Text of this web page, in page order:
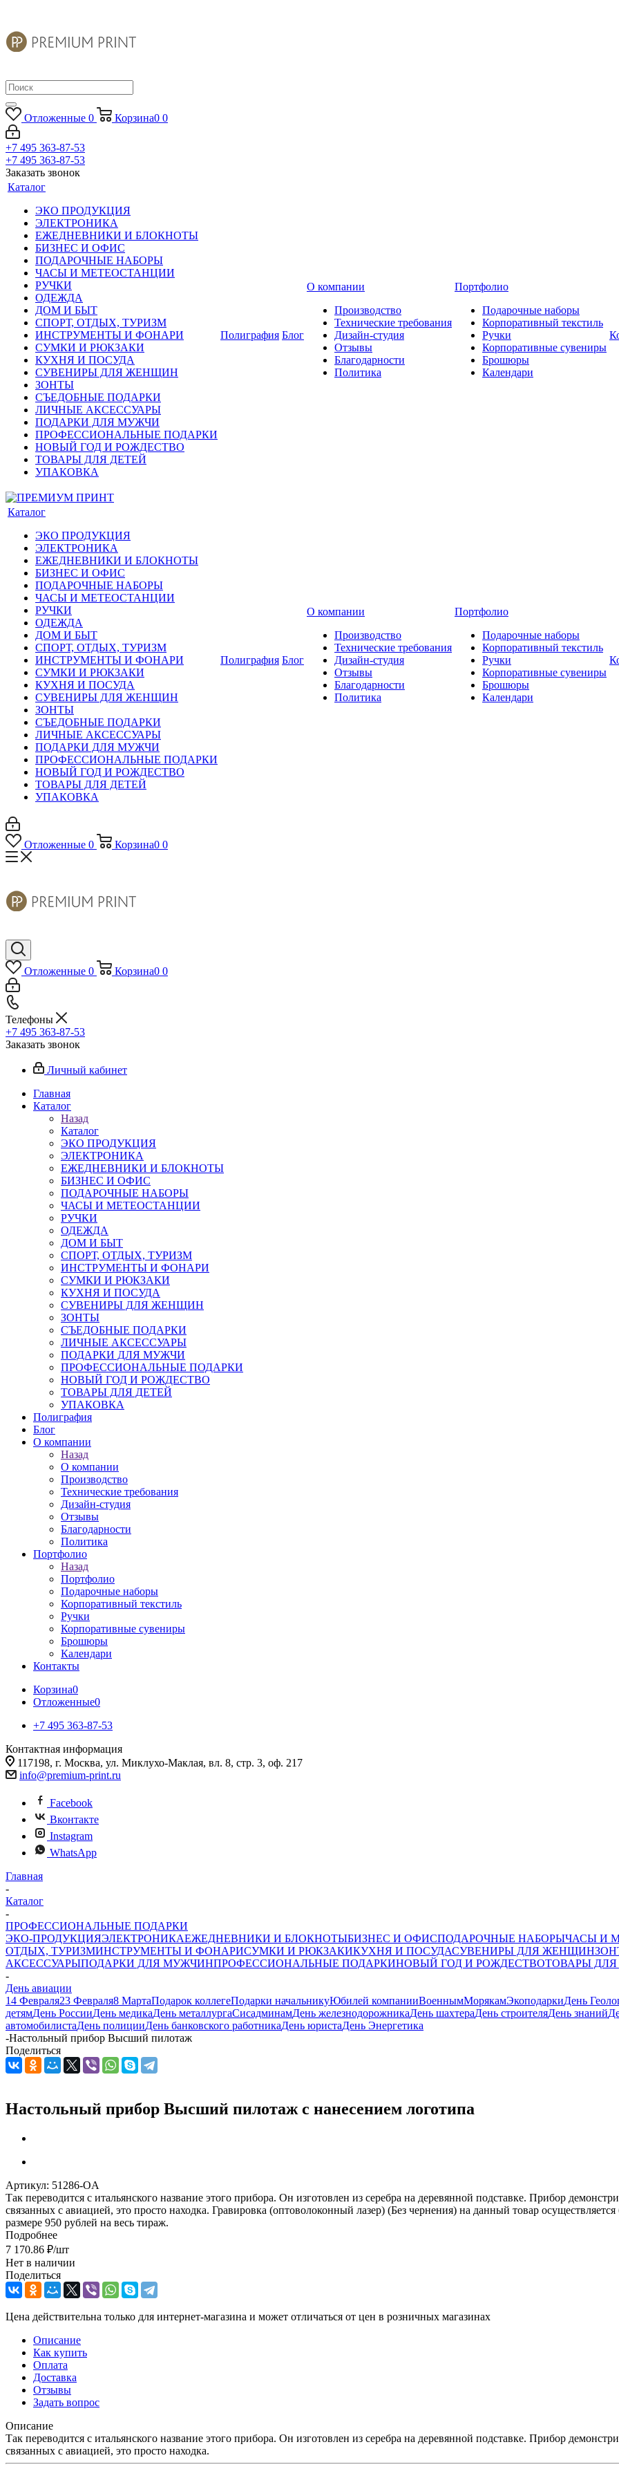
Отложенные 0 Корзина0 0
+7 495 363-87-53
+7 495 363-87-53
Заказать звонок
Каталог
ЭКО ПРОДУКЦИЯ
ЭЛЕКТРОНИКА
ЕЖЕДНЕВНИКИ И БЛОКНОТЫ
БИЗНЕС И ОФИС
ПОДАРОЧНЫЕ НАБОРЫ
ЧАСЫ И МЕТЕОСТАНЦИИ
РУЧКИ
ОДЕЖДА
ДОМ И БЫТ
СПОРТ, ОТДЫХ, ТУРИЗМ
ИНСТРУМЕНТЫ И ФОНАРИ
СУМКИ И РЮКЗАКИ
КУХНЯ И ПОСУДА
СУВЕНИРЫ ДЛЯ ЖЕНЩИН
ЗОНТЫ
СЪЕДОБНЫЕ ПОДАРКИ
ЛИЧНЫЕ АКСЕССУАРЫ
ПОДАРКИ ДЛЯ МУЖЧИ
ПРОФЕССИОНАЛЬНЫЕ ПОДАРКИ
НОВЫЙ ГОД И РОЖДЕСТВО
ТОВАРЫ ДЛЯ ДЕТЕЙ
УПАКОВКА
Полиграфия Блог
О компании
Производство
Технические требования
Дизайн-студия
Отзывы
Благодарности
Политика
Портфолио
Подарочные наборы
Корпоративный текстиль
Ручки
Корпоративные сувениры
Брошюры
Календари
Каталог
ЭКО ПРОДУКЦИЯ
ЭЛЕКТРОНИКА
ЕЖЕДНЕВНИКИ И БЛОКНОТЫ
БИЗНЕС И ОФИС
ПОДАРОЧНЫЕ НАБОРЫ
ЧАСЫ И МЕТЕОСТАНЦИИ
РУЧКИ
ОДЕЖДА
ДОМ И БЫТ
СПОРТ, ОТДЫХ, ТУРИЗМ
ИНСТРУМЕНТЫ И ФОНАРИ
СУМКИ И РЮКЗАКИ
КУХНЯ И ПОСУДА
СУВЕНИРЫ ДЛЯ ЖЕНЩИН
ЗОНТЫ
СЪЕДОБНЫЕ ПОДАРКИ
ЛИЧНЫЕ АКСЕССУАРЫ
ПОДАРКИ ДЛЯ МУЖЧИ
ПРОФЕССИОНАЛЬНЫЕ ПОДАРКИ
НОВЫЙ ГОД И РОЖДЕСТВО
ТОВАРЫ ДЛЯ ДЕТЕЙ
УПАКОВКА
Полиграфия Блог
О компании
Производство
Технические требования
Дизайн-студия
Отзывы
Благодарности
Политика
Портфолио
Подарочные наборы
Корпоративный текстиль
Ручки
Корпоративные сувениры
Брошюры
Календари
Отложенные 0 Корзина0 0
Отложенные 0 Корзина0 0
Телефоны
+7 495 363-87-53
Заказать звонок
Личный кабинет
Главная
Каталог
Назад
Каталог
ЭКО ПРОДУКЦИЯ
ЭЛЕКТРОНИКА
ЕЖЕДНЕВНИКИ И БЛОКНОТЫ
БИЗНЕС И ОФИС
ПОДАРОЧНЫЕ НАБОРЫ
ЧАСЫ И МЕТЕОСТАНЦИИ
РУЧКИ
ОДЕЖДА
ДОМ И БЫТ
СПОРТ, ОТДЫХ, ТУРИЗМ
ИНСТРУМЕНТЫ И ФОНАРИ
СУМКИ И РЮКЗАКИ
КУХНЯ И ПОСУДА
СУВЕНИРЫ ДЛЯ ЖЕНЩИН
ЗОНТЫ
СЪЕДОБНЫЕ ПОДАРКИ
ЛИЧНЫЕ АКСЕССУАРЫ
ПОДАРКИ ДЛЯ МУЖЧИ
ПРОФЕССИОНАЛЬНЫЕ ПОДАРКИ
НОВЫЙ ГОД И РОЖДЕСТВО
ТОВАРЫ ДЛЯ ДЕТЕЙ
УПАКОВКА
Полиграфия
Блог
О компании
Назад
О компании
Производство
Технические требования
Дизайн-студия
Отзывы
Благодарности
Политика
Портфолио
Назад
Портфолио
Подарочные наборы
Корпоративный текстиль
Ручки
Корпоративные сувениры
Брошюры
Календари
Контакты
Корзина0
Отложенные0
+7 495 363-87-53
Контактная информация
117198, г. Москва, ул. Миклухо-Маклая, вл. 8, стр. 3, оф. 217
info@premium-print.ru
Facebook
Вконтакте
Instagram
WhatsApp
Главная
-
Каталог
-
ПРОФЕССИОНАЛЬНЫЕ ПОДАРКИ
ЭКО-ПРОДУКЦИЯЭЛЕКТРОНИКАЕЖЕДНЕВНИКИ И БЛОКНОТЫБИЗНЕС И ОФИСПОДАРОЧНЫЕ НАБОРЫЧАСЫ И
ОТДЫХ, ТУРИЗМИНСТРУМЕНТЫ И ФОНАРИСУМКИ И РЮКЗАКИКУХНЯ И ПОСУДАСУВЕНИРЫ ДЛЯ ЖЕНЩИН
АКСЕССУАРЫПОДАРКИ ДЛЯ МУЖЧИНПРОФЕССИОНАЛЬНЫЕ ПОДАРКИНОВЫЙ ГОД И РОЖДЕСТВОТОВАРЫ ДЛЯ
-
День авиации
14 Февраля23 Февраля8 МартаПодарок коллегеПодарки начальникуЮбилей компанииВоеннымМорякамЭкоподаркиДень
детямДень РоссииДень медикаДень металлургаСисадминамДень железнодорожникаДень шахтераДень строителяДень знаний
автомобилистаДень полицииДень банковского работникаДень юристаДень Энергетика
-Настольный прибор Высший пилотаж
Поделиться
Настольный прибор Высший пилотаж с нанесением логотипа
Артикул: 51286-OA
Так переводится с итальянского название этого прибора. Он изготовлен из серебра на деревянной подставке. Прибор
связанных с авиацией, это просто находка. Гравировка (оптоволоконный лазер) (Без чернения) на данный товар
размере 950 рублей на весь тираж.
Подробнее
7 170.86 ₽/шт
Нет в наличии
Поделиться
Цена действительна только для интернет-магазина и может отличаться от цен в розничных магазинах
Описание
Как купить
Оплата
Доставка
Отзывы
Задать вопрос
Описание
Так переводится с итальянского название этого прибора. Он изготовлен из серебра на деревянной подставке. Прибор
связанных с авиацией, это просто находка.